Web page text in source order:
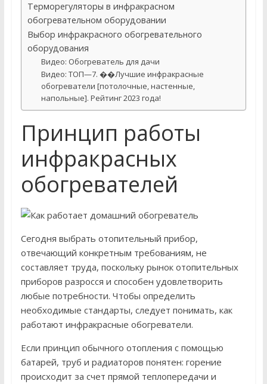
Терморегуляторы в инфракрасном
обогревательном оборудовании
Выбор инфракрасного обогревательного
оборудования
Видео: Обогреватель для дачи
Видео: ТОП—7. ��Лучшие инфракрасные
обогреватели [потолочные, настенные,
напольные]. Рейтинг 2023 года!
Принцип работы
инфракрасных
обогревателей
Сегодня выбрать отопительный прибор,
отвечающий конкретным требованиям, не
составляет труда, поскольку рынок отопительных
приборов разросся и способен удовлетворить
любые потребности. Чтобы определить
необходимые стандарты, следует понимать, как
работают инфракрасные обогреватели.
Если принцип обычного отопления с помощью
батарей, труб и радиаторов понятен: горение
происходит за счет прямой теплопередачи и